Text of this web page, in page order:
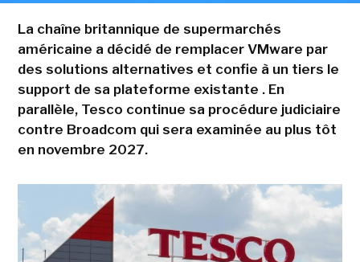
La chaîne britannique de supermarchés
américaine a décidé de remplacer VMware par
des solutions alternatives et confie à un tiers le
support de sa plateforme existante . En
parallèle, Tesco continue sa procédure judiciaire
contre Broadcom qui sera examinée au plus tôt
en novembre 2027.